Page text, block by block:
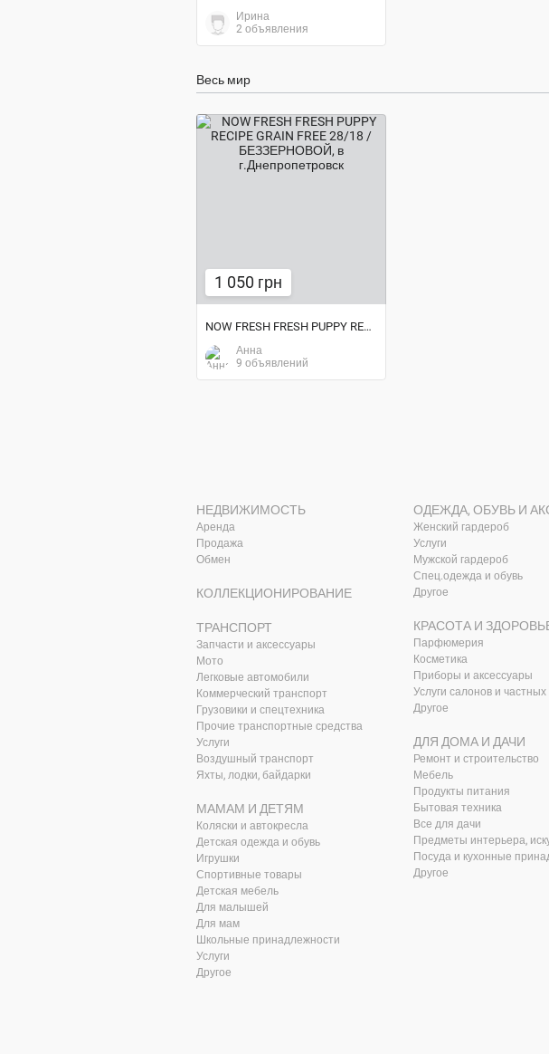
Ирина
2 объявления
Весь мир
1 050 грн
NOW FRESH FRESH PUPPY RECIPE GRAIN FREE 28/18 / БЕЗЗЕРНОВОЙ
Анна
9 объявлений
НЕДВИЖИМОСТЬ
Аренда
Продажа
Обмен
КОЛЛЕКЦИОНИРОВАНИЕ
ТРАНСПОРТ
Запчасти и аксессуары
Мото
Легковые автомобили
Коммерческий транспорт
Грузовики и спецтехника
Прочие транспортные средства
Услуги
Воздушный транспорт
Яхты, лодки, байдарки
МАМАМ И ДЕТЯМ
Коляски и автокресла
Детская одежда и обувь
Игрушки
Спортивные товары
Детская мебель
Для малышей
Для мам
Школьные принадлежности
Услуги
Другое
ОДЕЖДА, ОБУВЬ И
Женский гардероб
Услуги
Мужской гардероб
Спец.одежда и обувь
Другое
КРАСОТА И
Парфюмерия
Косметика
Приборы и аксессуары
Услуги салонов и
Другое
ДЛЯ ДОМА И ДАЧИ
Ремонт и строительство
Мебель
Продукты питания
Бытовая техника
Все для дачи
Предметы интерьера,
Посуда и кухонные
Другое